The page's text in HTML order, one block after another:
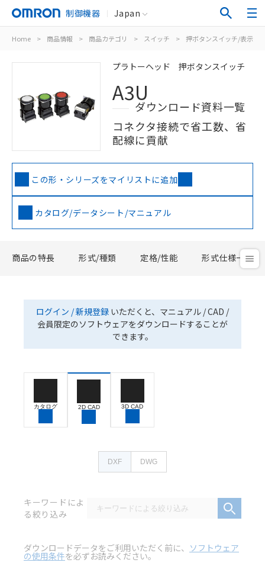
制御機器 Japan
Home > 商品情報 > 商品カテゴリ > スイッチ > 押ボタンスイッチ/表示灯
プラトーヘッド 押ボタンスイッチ
A3U
ダウンロード資料一覧
コネクタ接続で省工数、省
配線に貢献
この形・シリーズをマイリストに追加
カタログ/データシート/マニュアル
商品の特長 形式/種類 定格/性能 形式仕様一覧
ログイン / 新規登録 いただくと、マニュアル / CAD /
会員限定のソフトウェアをダウンロードすることが
できます。
カタログ 2D CAD 3D CAD
DXF DWG
キーワードによ
る絞り込み
ダウンロードデータをご利用いただく前に、 ソフトウェア
の使用条件を必ずお読みください。